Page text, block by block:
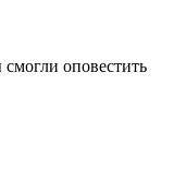
оповестить